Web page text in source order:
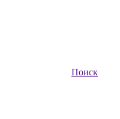
Поиск